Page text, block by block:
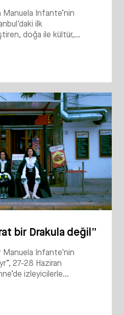
Infante’nin
ilk
doğa ile kültür,...
bir Drakula değil”
Infante'nin
27-28 Haziran
izleyicilerle...